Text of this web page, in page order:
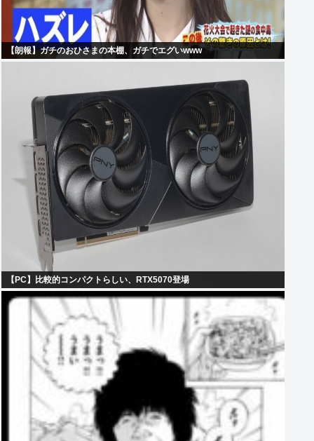
【朗報】ガチのおひさまの本棚、ガチでエグいwww
【PC】比較的コンパクトらしい、RTX5070登場